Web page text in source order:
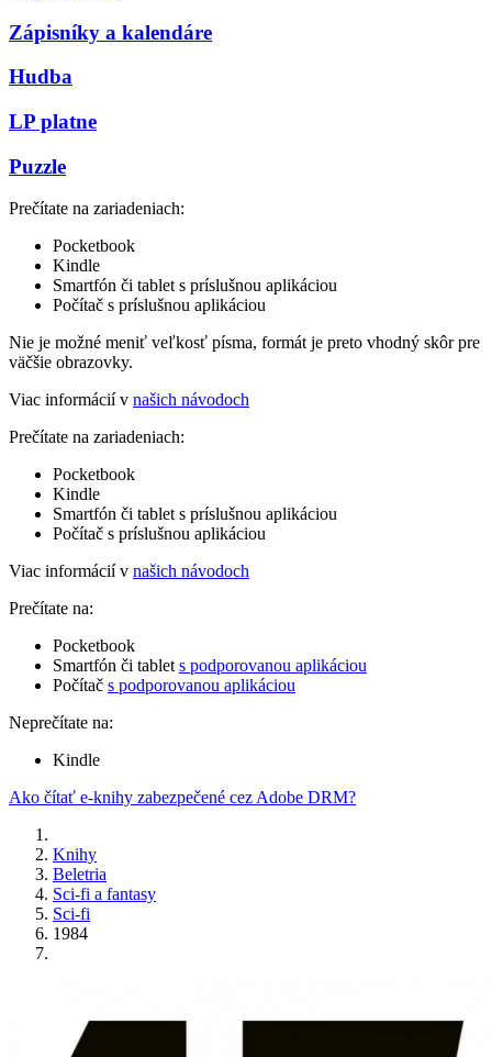
Zápisníky a kalendáre
Hudba
LP platne
Puzzle
Prečítate na zariadeniach:
Pocketbook
Kindle
Smartfón či tablet s príslušnou aplikáciou
Počítač s príslušnou aplikáciou
Nie je možné meniť veľkosť písma, formát je preto vhodný skôr pre
väčšie obrazovky.
Viac informácií v našich návodoch
Prečítate na zariadeniach:
Pocketbook
Kindle
Smartfón či tablet s príslušnou aplikáciou
Počítač s príslušnou aplikáciou
Viac informácií v našich návodoch
Prečítate na:
Pocketbook
Smartfón či tablet s podporovanou aplikáciou
Počítač s podporovanou aplikáciou
Neprečítate na:
Kindle
Ako čítať e-knihy zabezpečené cez Adobe DRM?
Knihy
Beletria
Sci-fi a fantasy
Sci-fi
1984